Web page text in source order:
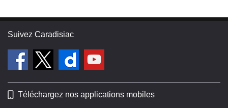
roue au sol avec le câble.Durites de
fap qui se perce à cause de la chaleur
coute un vrai bras chez
deuxième en 3.5 V6. Je ne peux que
Suivez Caradisiac
Téléchargez nos applications mobiles